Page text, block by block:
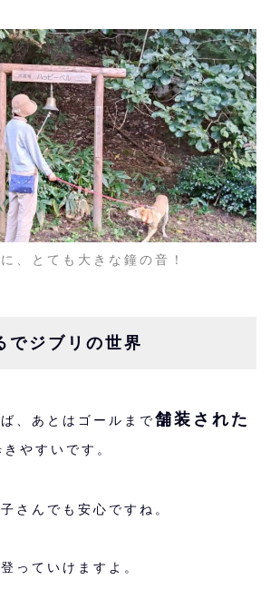
、とても大きな鐘の音！
でジブリの世界
、あとはゴールまで舗装された
やすいです。
さんでも安心ですね。
っていけますよ。